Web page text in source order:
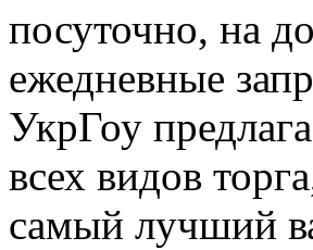
посуточно, на
ежедневные
УкрГоу
всех видов
самый лучший